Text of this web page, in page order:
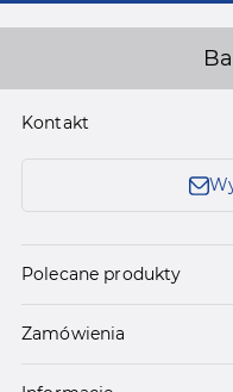
Kontakt
Polecane produkty
Zamówienia